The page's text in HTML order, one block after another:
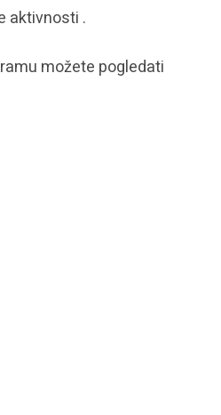
aktivnosti .
možete pogledati